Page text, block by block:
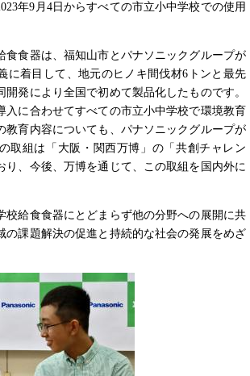
年9月4日からすべての市立小中学校での使用
食食器は、福知山市とパナソニックグループが
に着目して、地元のヒノキ間伐材6トンと最先
開発により全国で初めて製品化したものです。
入に合わせてすべての市立小中学校で環境教育
教育内容についても、パナソニックグループが
取組は「大阪・関西万博」の「共創チャレン
り、今後、万博を通じて、この取組を国内外に
校給食食器にとどまらず他の分野への展開に共
の課題解決の促進と持続的な社会の発展をめざ